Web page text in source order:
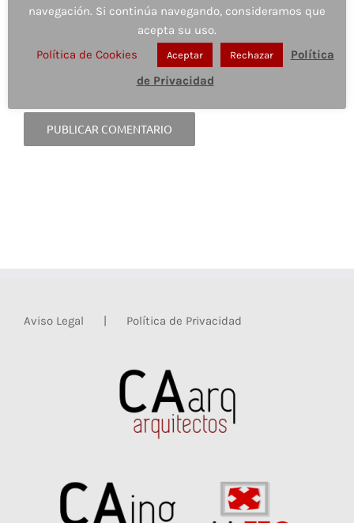
Guardar mi nombre, email y sitio web en este
navegador para la próxima vez que comente.
Aviso Legal Política de Privacidad
navegación. Si continúa navegando, consideramos que
acepta su uso.
Política de Cookies
Aceptar Rechazar
Política
de Privacidad